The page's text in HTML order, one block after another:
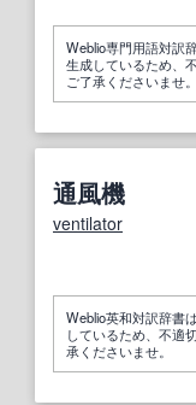
Weblio専門用語対訳
生成しているため、
ご了承くださいませ。
通風機
ventilator
Weblio英和対訳辞書
しているため、不適
承くださいませ。